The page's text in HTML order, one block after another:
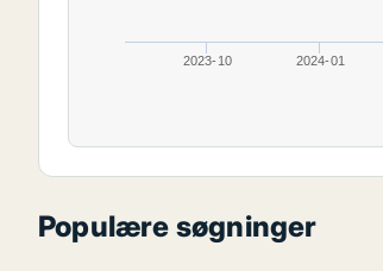
2023-10 2024-01
Populære søgninger